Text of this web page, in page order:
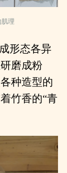
理
形态各异
磨成粉
种造型的
竹香的“青